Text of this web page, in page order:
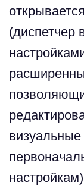
(диспетчер